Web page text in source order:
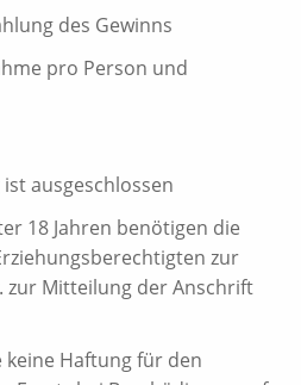
des Gewinns
pro Person und
ausgeschlossen
18 Jahren benötigen die
zur
zur Mitteilung der Anschrift
Haftung für den